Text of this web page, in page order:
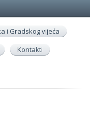
i Gradskog vijeća
Kontakti